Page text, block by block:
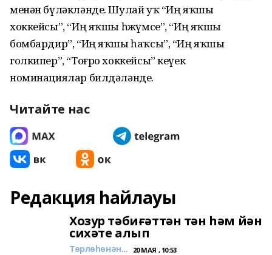
менән бүләкләнде. Шулай уҡ “Иң яҡшы
хоккейсы”, “Иң яҡшы һөжүмсе”, “Иң яҡшы
бомбардир”, “Иң яҡшы һаҡсы”, “Иң яҡшы
голкипер”, “Тоғро хоккейсы” кеүек
номинациялар билдәләнде.
Читайте нас
Редакция һайлауы
Хозур тәбиғәттән тән һәм йән
сихәте алып
Төрлөһөнән... 20 МАЯ , 10:53